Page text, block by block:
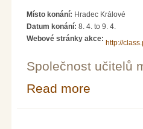
Místo konání: Hradec Králové
Datum konání: 8. 4. to 9. 4.
Webové stránky akce:
http://
Společnost učitelů
Read more